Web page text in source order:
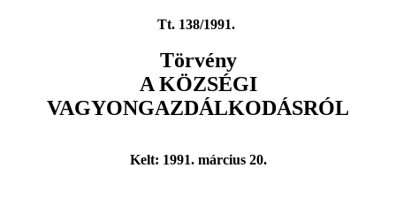
Tt. 138/1991.
Törvény
A KÖZSÉGI
VAGYONGAZDÁLKODÁSRÓL
Kelt: 1991. március 20.